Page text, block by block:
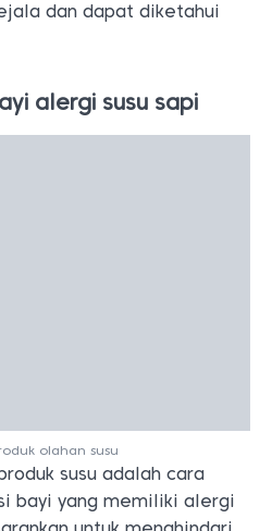
dan dapat diketahui
alergi susu sapi
olahan susu
susu adalah cara
bayi yang memiliki alergi